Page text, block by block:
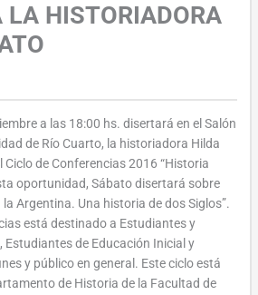
LA HISTORIADORA
a las 18:00 hs. disertará en el Salón
de Río Cuarto, la historiadora Hilda
Ciclo de Conferencias 2016 “Historia
oportunidad, Sábato disertará sobre
Argentina. Una historia de dos Siglos”.
está destinado a Estudiantes y
Estudiantes de Educación Inicial y
y público en general. Este ciclo está
de Historia de la Facultad de